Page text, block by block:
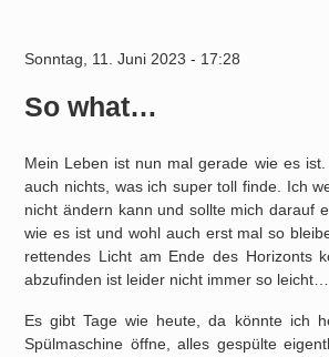
Sonntag, 11. Juni 2023 - 17:28
So what…
Mein Leben ist nun mal gerade wie es
auch nichts, was ich super toll finde. Ich
nicht ändern kann und sollte mich darauf
wie es ist und wohl auch erst mal so
rettendes Licht am Ende des Horizonts
abzufinden ist leider nicht immer so leicht…
Es gibt Tage wie heute, da könnte ich
Spülmaschine öffne, alles gespülte